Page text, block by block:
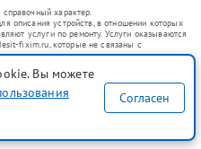
характер.
описания устройств, в отношении которых
услуги по ремонту. Услуги оказываются
fixim.ru, которые не связаны с
представителями.
в гражданский оборот в соответствии
индивидуализации услуг или введения
о предоставляемых услугах по
публичной офертой, определяемой
РФ
Вы можете
Согласен